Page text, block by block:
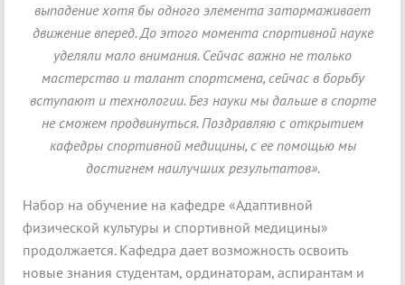
выпадение хотя бы одного элемента затормаживает
движение вперед. До этого момента спортивной науке
уделяли мало внимания. Сейчас важно не только
мастерство и талант спортсмена, сейчас в борьбу
вступают и технологии. Без науки мы дальше в спорте
не сможем продвинуться. Поздравляю с открытием
кафедры спортивной медицины, с ее помощью мы
достигнем наилучших результатов».
Набор на обучение на кафедре «Адаптивной
физической культуры и спортивной медицины»
продолжается. Кафедра дает возможность освоить
новые знания студентам, ординаторам, аспирантам и